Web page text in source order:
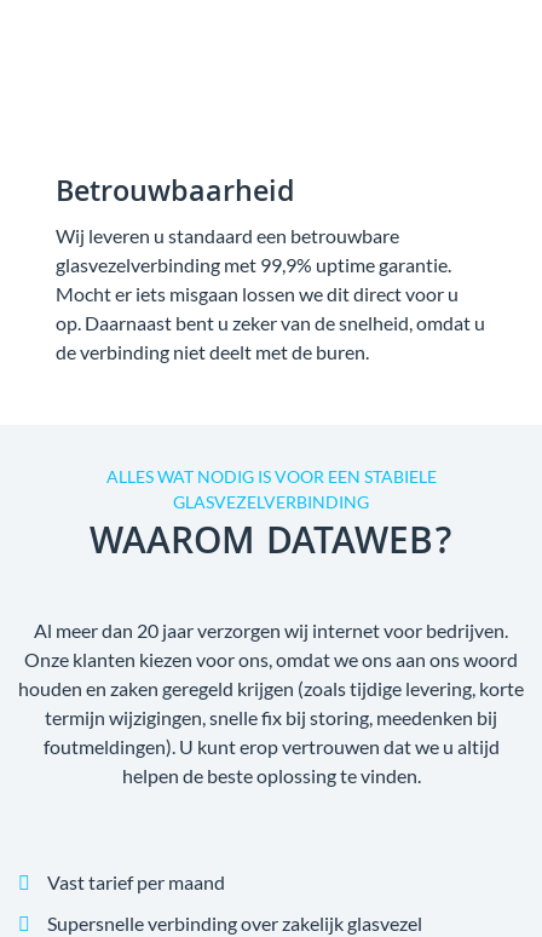
Betrouwbaarheid
Wij leveren u standaard een betrouwbare
glasvezelverbinding met 99,9% uptime garantie.
Mocht er iets misgaan lossen we dit direct voor u
op. Daarnaast bent u zeker van de snelheid, omdat u
de verbinding niet deelt met de buren.
ALLES WAT NODIG IS VOOR EEN STABIELE
GLASVEZELVERBINDING
WAAROM DATAWEB?
Al meer dan 20 jaar verzorgen wij internet voor bedrijven.
Onze klanten kiezen voor ons, omdat we ons aan ons woord
houden en zaken geregeld krijgen (zoals tijdige levering, korte
termijn wijzigingen, snelle fix bij storing, meedenken bij
foutmeldingen). U kunt erop vertrouwen dat we u altijd
helpen de beste oplossing te vinden.
Vast tarief per maand
Supersnelle verbinding over zakelijk glasvezel